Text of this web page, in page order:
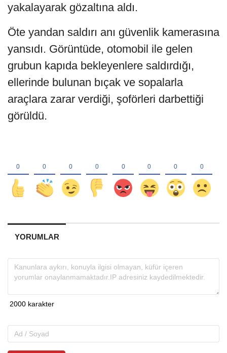
yakalayarak gözaltına aldı.
Öte yandan saldırı anı güvenlik kamerasına
yansıdı. Görüntüde, otomobil ile gelen
grubun kapıda bekleyenlere saldırdığı,
ellerinde bulunan bıçak ve sopalarla
araçlara zarar verdiği, şoförleri darbettiği
görüldü.
YORUMLAR